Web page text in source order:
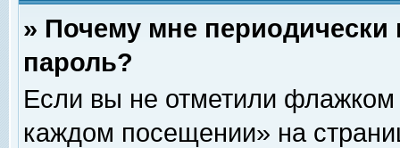
» Почему мне
пароль?
Если вы не отметили флажком
каждом посещении» на